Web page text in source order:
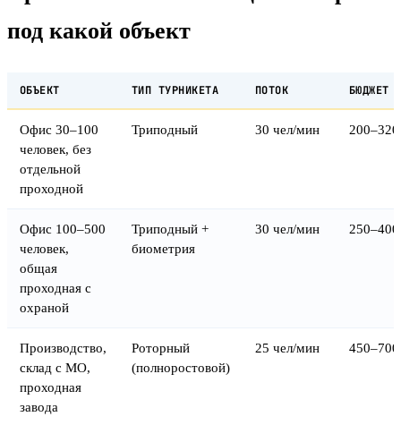
под какой объект
ОБЪЕКТ ТИП ТУРНИКЕТА ПОТОК БЮДЖЕТ
Офис 30–100
человек, без
отдельной
проходной
Триподный 30 чел/мин
Офис 100–500
человек,
общая
проходная с
охраной
Триподный +
биометрия
30 чел/мин
Производство,
склад с МО,
проходная
завода
Роторный
(полноростовой)
25 чел/мин